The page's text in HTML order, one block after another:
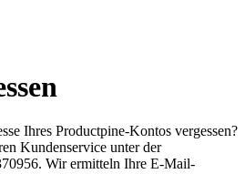
Ihres Productpine-Kontos vergessen?
Kundenservice unter der
Wir ermitteln Ihre E-Mail-